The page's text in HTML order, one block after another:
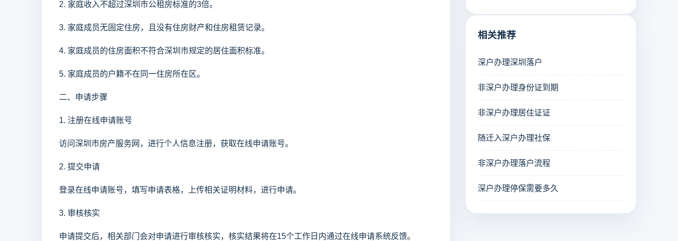
2. 家庭收入不超过深圳市公租房标准的3倍。
3. 家庭成员无固定住房，且没有住房财产和住房租赁记录。
4. 家庭成员的住房面积不符合深圳市规定的居住面积标准。
5. 家庭成员的户籍不在同一住房所在区。
二、申请步骤
1. 注册在线申请账号
访问深圳市房产服务网，进行个人信息注册，获取在线申请账号。
2. 提交申请
登录在线申请账号，填写申请表格，上传相关证明材料，进行申请。
3. 审核核实
申请提交后，相关部门会对申请进行审核核实，核实结果将在15个工作日内通过在线申请系统反馈。
相关推荐
深户办理深圳落户
非深户办理身份证到期
非深户办理居住证证
随迁入深户办理社保
非深户办理落户流程
深户办理停保需要多久